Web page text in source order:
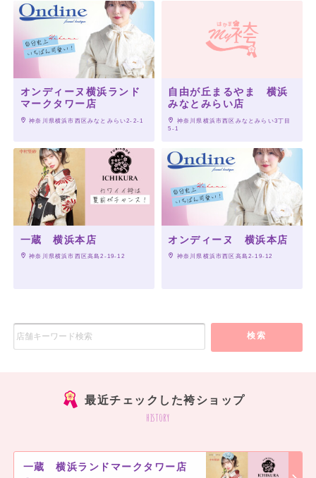
オンディーヌ横浜ランド
マークタワー店
神奈川県横浜市西区みなとみらい2-2-1
自由が丘まるやま 横浜
みなとみらい店
神奈川県横浜市西区みなとみらい3丁目
5-1
一蔵 横浜本店
神奈川県横浜市西区高島2-19-12
オンディーヌ 横浜本店
神奈川県横浜市西区高島2-19-12
検索
最近チェックした袴ショップ
history
一蔵 横浜ランドマークタワー店